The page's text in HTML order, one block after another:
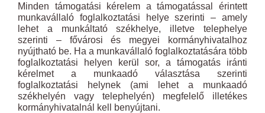
Minden támogatási kérelem a támogatással érintett
munkavállaló foglalkoztatási helye szerinti – amely
lehet a munkáltató székhelye, illetve telephelye
szerinti – fővárosi és megyei kormányhivatalhoz
nyújtható be. Ha a munkavállaló foglalkoztatására több
foglalkoztatási helyen kerül sor, a támogatás iránti
kérelmet a munkaadó választása szerinti
foglalkoztatási helynek (ami lehet a munkaadó
székhelyén vagy telephelyén) megfelelő illetékes
kormányhivatalnál kell benyújtani.